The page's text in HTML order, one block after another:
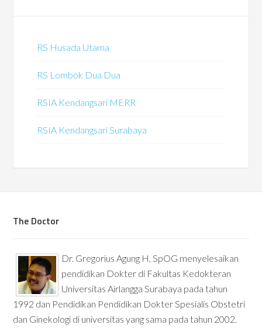
RS Husada Utama
RS Lombok Dua Dua
RSIA Kendangsari MERR
RSIA Kendangsari Surabaya
The Doctor
Dr. Gregorius Agung H, SpOG menyelesaikan
pendidikan Dokter di Fakultas Kedokteran
Universitas Airlangga Surabaya pada tahun
1992 dan Pendidikan Pendidikan Dokter Spesialis Obstetri
dan Ginekologi di universitas yang sama pada tahun 2002.